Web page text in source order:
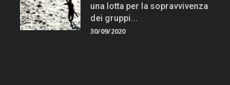
una lotta per la sopravvivenza
dei gruppi...
30/09/2020